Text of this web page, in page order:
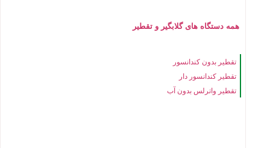
همه دستگاه های گلابگیر و تقطیر
تقطیر بدون کندانسور
تقطیر کندانسور دار
تقطیر واترلس بدون آب